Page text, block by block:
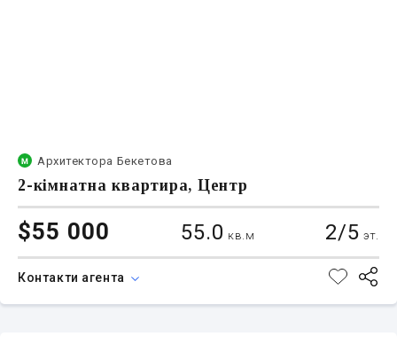
Архитектора Бекетова
2-кімнатна квартира, Центр
$55 000 55.0 кв.м 2/5 эт.
Контакти агента